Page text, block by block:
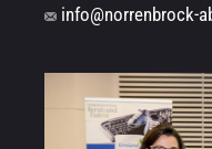
info@norrenbrock-